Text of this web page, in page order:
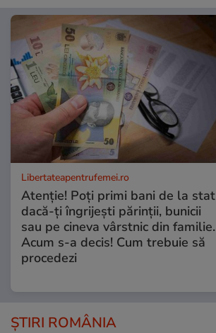
Libertateapentrufemei.ro
Atenție! Poți primi bani de la stat
dacă-ți îngrijești părinții, bunicii
sau pe cineva vârstnic din familie.
Acum s-a decis! Cum trebuie să
procedezi
ȘTIRI ROMÂNIA